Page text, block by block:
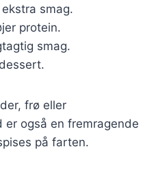
smag.
protein.
smag.
frø eller
også en fremragende
på farten.